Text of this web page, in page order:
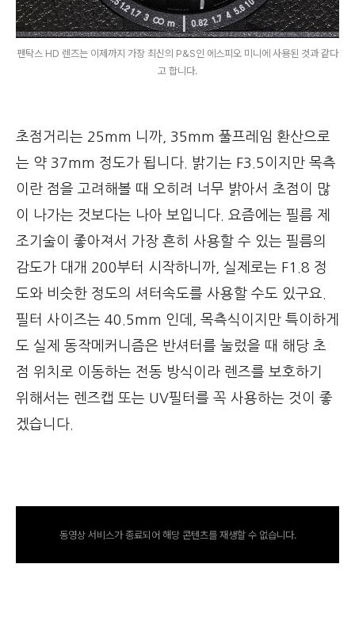
펜탁스 HD 렌즈는 이제까지 가장 최신의 P&S인 에스피오 미니에 사용된 것과 같다
고 합니다.
초점거리는 25mm 니까, 35mm 풀프레임 환산으로
는 약 37mm 정도가 됩니다. 밝기는 F3.5이지만 목측
이란 점을 고려해볼 때 오히려 너무 밝아서 초점이 많
이 나가는 것보다는 나아 보입니다. 요즘에는 필름 제
조기술이 좋아져서 가장 흔히 사용할 수 있는 필름의
감도가 대개 200부터 시작하니까, 실제로는 F1.8 정
도와 비슷한 정도의 셔터속도를 사용할 수도 있구요.
필터 사이즈는 40.5mm 인데, 목측식이지만 특이하게
도 실제 동작메커니즘은 반셔터를 눌렀을 때 해당 초
점 위치로 이동하는 전동 방식이라 렌즈를 보호하기
위해서는 렌즈캡 또는 UV필터를 꼭 사용하는 것이 좋
겠습니다.
동영상 서비스가 종료되어 해당 콘텐츠를 재생할 수 없습니다.